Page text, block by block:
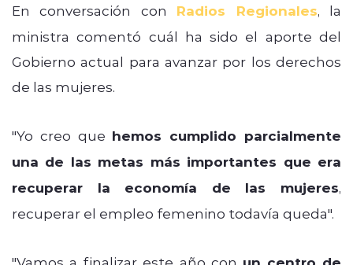
En conversación con Radios Regionales, la
ministra comentó cuál ha sido el aporte del
Gobierno actual para avanzar por los derechos
de las mujeres.
"Yo creo que hemos cumplido parcialmente
una de las metas más importantes que era
recuperar la economía de las mujeres,
recuperar el empleo femenino todavía queda".
"Vamos a finalizar este año con